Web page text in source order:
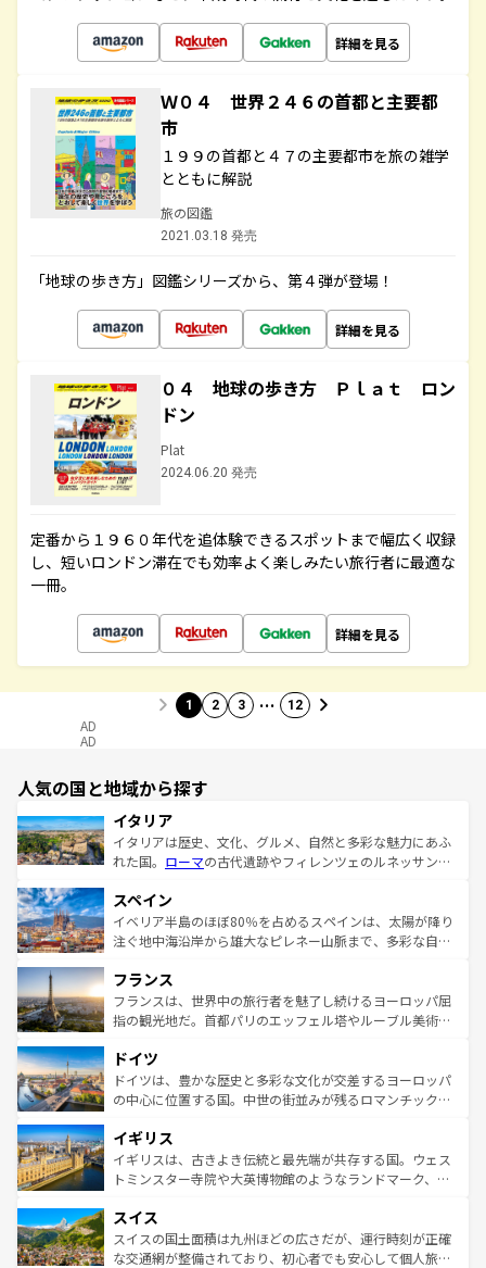
詳細を見る
Ｗ０４ 世界２４６の首都と主要都
市
１９９の首都と４７の主要都市を旅の雑学
とともに解説
旅の図鑑
2021.03.18 発売
「地球の歩き方」図鑑シリーズから、第４弾が登場！
詳細を見る
０４ 地球の歩き方 Ｐｌａｔ ロン
ドン
Plat
2024.06.20 発売
定番から１９６０年代を追体験できるスポットまで幅広く収録
し、短いロンドン滞在でも効率よく楽しみたい旅行者に最適な
一冊。
詳細を見る
1 2 3 … 12
AD
AD
人気の国と地域から探す
イタリア
イタリアは歴史、文化、グルメ、自然と多彩な魅力にあふ
れた国。 ローマの古代遺跡やフィレンツェのルネッサンス
ろん、トスカーナの美しい田園風景やアマルフィ海岸の絶
景など、自然景観も見逃せない。観光の合間には、本場の
ピザやパスタなど、絶品のイタリア料理を堪能することも
ませてくれるイタリアで、忘れられない旅をしてみよう！
なお、新着のイタリア情報はコンテンツ一覧 を参照してほ
しい。
スペイン
イベリア半島のほぼ80％を占めるスペインは、太陽が降り
注ぐ地中海沿岸から雄大なピレネー山脈まで、多彩な自然
文化が根付くこの国では、情熱的なフラメンコ、熱気あふ
れる闘牛、そして美味しいタパスが生活の一部となってい
る。首都マドリードの洗練された雰囲気や、バルセロナの
の城塞都市、穏やかなビーチリゾートまで多彩な表情を見
せる。地方によって風土や気候が異なるスペインはその個
性で訪れる人を魅了する。 なお、新着のスペイン情報はコ
フランス
フランスは、世界中の旅行者を魅了し続けるヨーロッパ屈
指の観光地だ。首都パリのエッフェル塔やルーブル美術館
で、幅広い魅力が詰まっている。華麗な宮殿、歴史的な大
聖堂、美しいビーチ、そして豊かな自然が、訪れる者を心
から魅了する。また、フランスは美食の国としても知ら
いる。シャンパンの発祥地であるランス、プロヴァンスの
香り高いラベンダー畑など、多彩な楽しみ方が可能だ。さ
らに、パリ以外の地域にも魅力が溢れており、どの街角に
れる地方に足を運ぶとそれぞれで全く異なる文化を体験で
きるだろう。 なお、新着のフランス情報はコンテンツ一覧
を参照してほしい。
ドイツ
ドイツは、豊かな歴史と多彩な文化が交差するヨーロッパ
の中心に位置する国。中世の街並みが残るロマンチック街
顔を持つこの国は、どこを歩いても飽きることがない。ベ
ルリンの文化的活気、バイエルン州のアルプスの絶景、そ
してライン川沿いのワイン畑といった風景は必見。ビール
は、お酒好きな人にはぜひ体験してほしい。 なお、新着の
ドイツ情報はコンテンツ一覧を参照してほしい。
イギリス
イギリスは、古きよき伝統と最先端が共存する国。ウェス
トミンスター寺院や大英博物館のようなランドマーク、歴
リアごとに異なる魅力がある。また、優雅なアフタヌーン
ティー、ビール好きにはたまらない英国パブ、サッカー観
戦など、本場だからこそできる体験も豊富。イギリスを旅
スイス
スイスの国土面積は九州ほどの広さだが、運行時刻が正確
な交通網が整備されており、初心者でも安心して個人旅行